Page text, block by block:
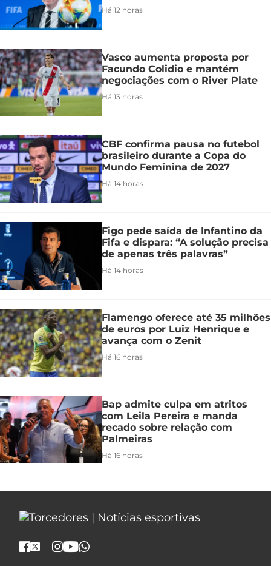
Há 12 horas
Vasco aumenta proposta por
Facundo Colidio e mantém
negociações com o River Plate
Há 13 horas
CBF confirma pausa no futebol
brasileiro durante a Copa do
Mundo Feminina de 2027
Há 14 horas
Figo pede saída de Infantino da
Fifa e dispara: “A solução precisa
de apenas três palavras”
Há 14 horas
Flamengo oferece até 35 milhões
de euros por Luiz Henrique e
avança com o Zenit
Há 16 horas
Bap admite culpa em atritos
com Leila Pereira e manda
recado sobre relação com
Palmeiras
Há 16 horas